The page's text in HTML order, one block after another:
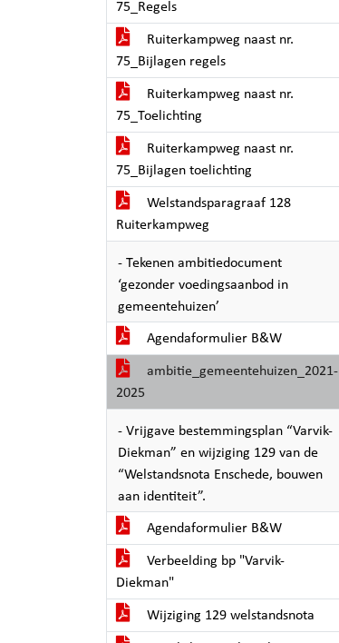
75_Regels
Ruiterkampweg naast nr.
75_Bijlagen regels
Ruiterkampweg naast nr.
75_Toelichting
Ruiterkampweg naast nr.
75_Bijlagen toelichting
Welstandsparagraaf 128
Ruiterkampweg
- Tekenen ambitiedocument
‘gezonder voedingsaanbod in
gemeentehuizen’
Agendaformulier B&W
ambitie_gemeentehuizen_2021-
2025
- Vrijgave bestemmingsplan “Varvik-
Diekman” en wijziging 129 van de
“Welstandsnota Enschede, bouwen
aan identiteit”.
Agendaformulier B&W
Verbeelding bp "Varvik-
Diekman"
Wijziging 129 welstandsnota